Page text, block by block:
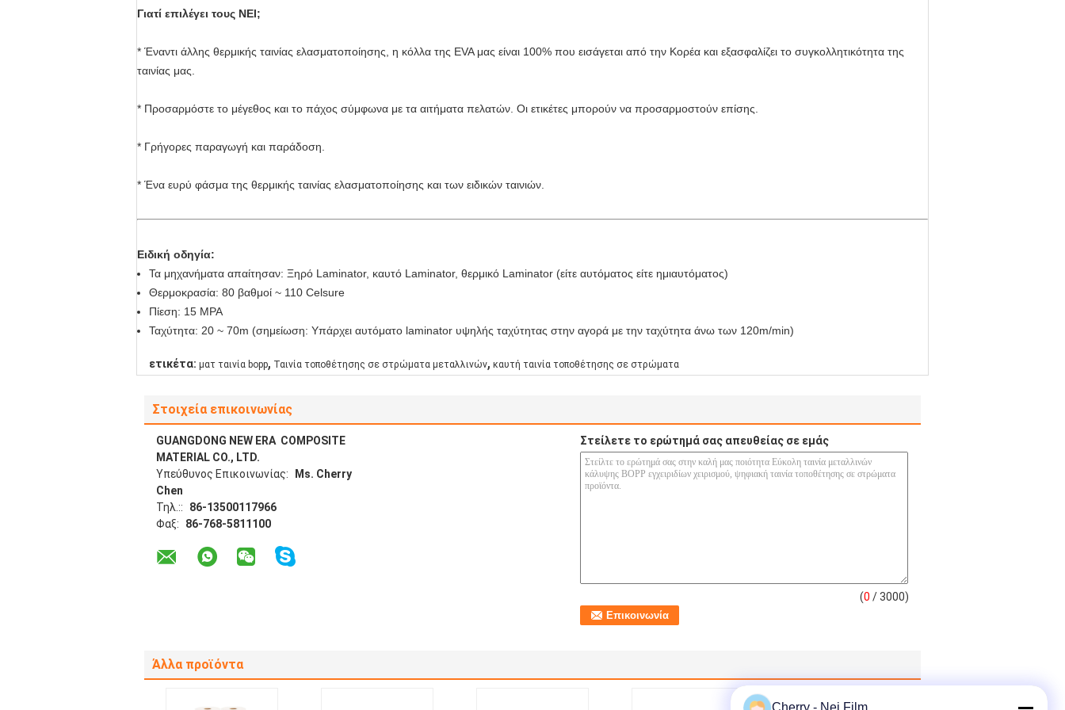
Γιατί επιλέγει τους NEI;
* Έναντι άλλης θερμικής ταινίας ελασματοποίησης, η κόλλα της EVA μας είναι 100% που εισάγεται από την Κορέα και εξασφαλίζει το συγκολλητικότητα της
ταινίας μας.
* Προσαρμόστε το μέγεθος και το πάχος σύμφωνα με τα αιτήματα πελατών. Οι ετικέτες μπορούν να προσαρμοστούν επίσης.
* Γρήγορες παραγωγή και παράδοση.
* Ένα ευρύ φάσμα της θερμικής ταινίας ελασματοποίησης και των ειδικών ταινιών.
Ειδική οδηγία:
Τα μηχανήματα απαίτησαν: Ξηρό Laminator, καυτό Laminator, θερμικό Laminator (είτε αυτόματος είτε ημιαυτόματος)
Θερμοκρασία: 80 βαθμοί ~ 110 Celsure
Πίεση: 15 MPA
Ταχύτητα: 20 ~ 70m (σημείωση: Υπάρχει αυτόματο laminator υψηλής ταχύτητας στην αγορά με την ταχύτητα άνω των 120m/min)
ετικέτα: ματ ταινία bopp, Ταινία τοποθέτησης σε στρώματα μεταλλινών, καυτή ταινία τοποθέτησης σε στρώματα
Στοιχεία επικοινωνίας
GUANGDONG NEW ERA COMPOSITE
MATERIAL CO., LTD.
Υπεύθυνος Επικοινωνίας:
Ms. Cherry
Chen
Τηλ.::
86-13500117966
Φαξ:
86-768-5811100
Στείλετε το ερώτημά σας απευθείας σε εμάς
(0 / 3000)
Άλλα προϊόντα
Cherry - Nei Film